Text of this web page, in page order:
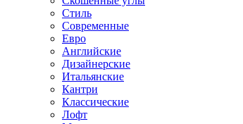
Стиль
Современные
Евро
Английские
Дизайнерские
Итальянские
Кантри
Классические
Лофт